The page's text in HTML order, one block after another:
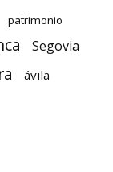
patrimonio
Segovia
ávila